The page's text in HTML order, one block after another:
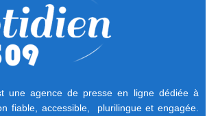
une agence de presse en ligne dédiée à
fiable, accessible, plurilingue et engagée.